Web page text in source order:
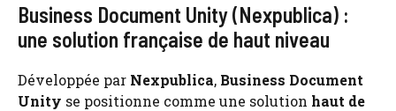
Business Document Unity (Nexpublica) :
une solution française de haut niveau
Développée par Nexpublica, Business Document
Unity se positionne comme une solution haut de